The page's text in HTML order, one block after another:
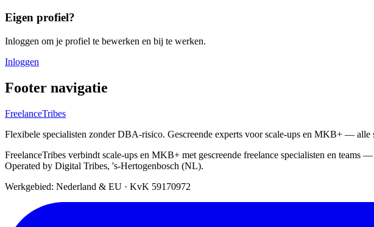
Eigen profiel?
Inloggen om je profiel te bewerken en bij te werken.
Inloggen
Footer navigatie
FreelanceTribes
Flexibele specialisten zonder DBA-risico. Gescreende experts voor scale-ups en MKB+ — alle
FreelanceTribes verbindt scale-ups en MKB+ met gescreende freelance specialisten en
Operated by Digital Tribes, 's-Hertogenbosch (NL).
Werkgebied: Nederland & EU · KvK 59170972